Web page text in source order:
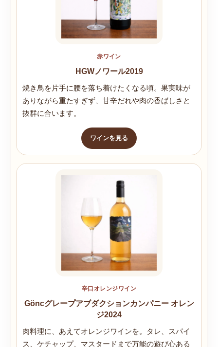
赤ワイン
HGWノワール2019
焼き鳥を片手に腰を落ち着けたくなる頃。果実味が
ありながら重たすぎず、甘辛だれや肉の香ばしさと
抜群に合います。
ワインを見る
辛口オレンジワイン
Göncグレープアブダクションカンパニー オレン
ジ2024
肉料理に、あえてオレンジワインを。タレ、スパイ
ス、ケチャップ、マスタードまで万能の遊び心ある